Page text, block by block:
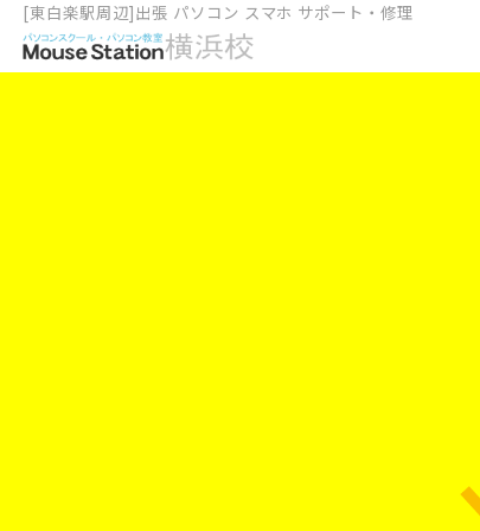
[東白楽駅周辺]出張 パソコン スマホ サポート・修理